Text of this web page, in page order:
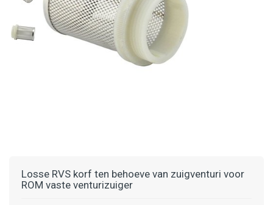
Losse RVS korf ten behoeve van zuigventuri voor
ROM vaste venturizuiger